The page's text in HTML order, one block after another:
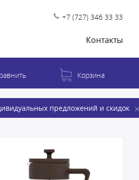
+7 (727) 346 33 33
Контакты
предложений и скидок
Корзина